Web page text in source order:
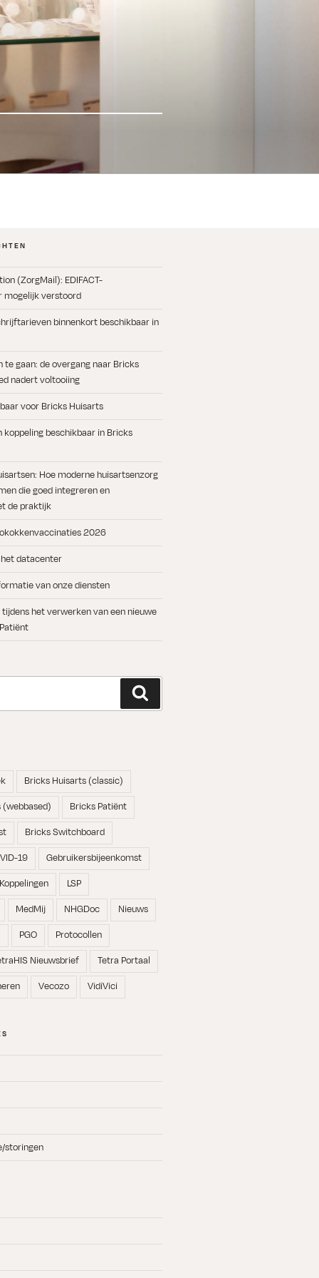
(ZorgMail): EDIFACT-
mogelijk verstoord
binnenkort beschikbaar in
te gaan: de overgang naar Bricks
nadert voltooiing
voor Bricks Huisarts
beschikbaar in Bricks
Hoe moderne huisartsenzorg
die goed integreren en
de praktijk
2026
datacenter
van onze diensten
tijdens het verwerken van een nieuwe
Bricks Huisarts (classic)
Bricks Patiënt
Bricks Switchboard
19
Gebruikersbijeenkomst
LSP
MedMij
NHGDoc
Nieuws
PGO
Protocollen
Nieuwsbrief
Tetra Portaal
Vecozo VidiVici
storingen